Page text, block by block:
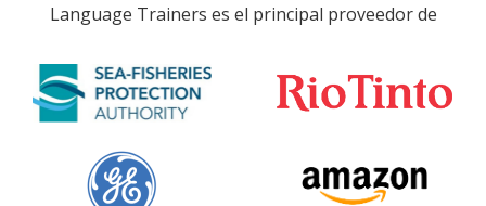
Language Trainers es el principal proveedor de